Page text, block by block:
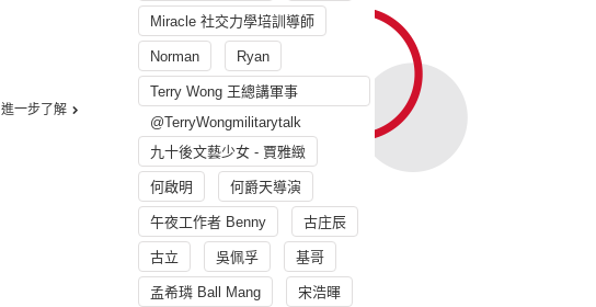
進一步了解
Miracle 社交力學培訓導師
Norman Ryan
Terry Wong 王總講軍事
@TerryWongmilitarytalk
九十後文藝少女 - 賈雅緻
何啟明 何爵天導演
午夜工作者 Benny 古庄辰
古立 吳佩孚 基哥
孟希璘 Ball Mang 宋浩暉